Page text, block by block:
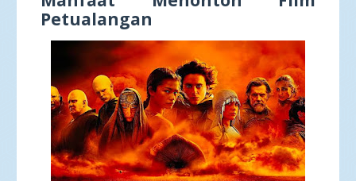
Petualangan